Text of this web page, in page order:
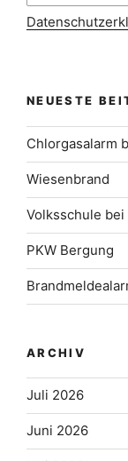
NEUESTE
Chlorgasalarm
Wiesenbrand
Volksschule
PKW Bergung
ARCHIV
Juli 2026
Juni 2026